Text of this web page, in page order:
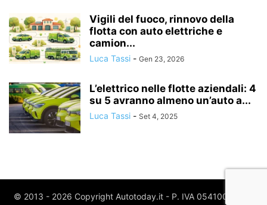
Vigili del fuoco, rinnovo della
flotta con auto elettriche e
camion...
Luca Tassi - Gen 23, 2026
L’elettrico nelle flotte aziendali: 4
su 5 avranno almeno un’auto a...
Luca Tassi - Set 4, 2025
© 2013 - 2026 Copyright Autotoday.it - P. IVA 05410020969